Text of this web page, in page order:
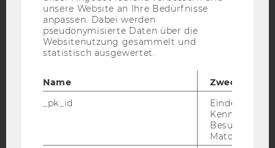
IMPRESSUM
BARRIEREFREIHEITSERKLÄRUNG WEBSEITE
DATENSCHUTZERKLÄRUNG
DATENSCHUTZERKLÄRUNG
STUDIENBEWERBER*INNEN UND STUDIERENDE
unsere Website an Ihre Bedürfnisse
anpassen. Dabei werden
pseudonymisierte Daten über die
Websitenutzung gesammelt und
statistisch ausgewertet.
Name
Zweck
_pk_id
Eindeutige
Besuchers
Matomo.